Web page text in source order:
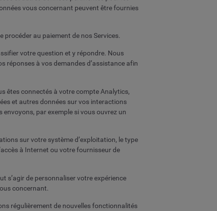
vous concernant peuvent être fournies
au paiement de nos Services.
votre question et y répondre. Nous
réponses à vos demandes d’assistance afin
êtes connectés à votre compte Analytics,
et autres données sur vos interactions
par exemple si vous ouvrez un
sur votre système d’exploitation, le type
à Internet ou votre fournisseur de
s’agir de personnaliser votre expérience
concernant.
régulièrement de nouvelles fonctionnalités